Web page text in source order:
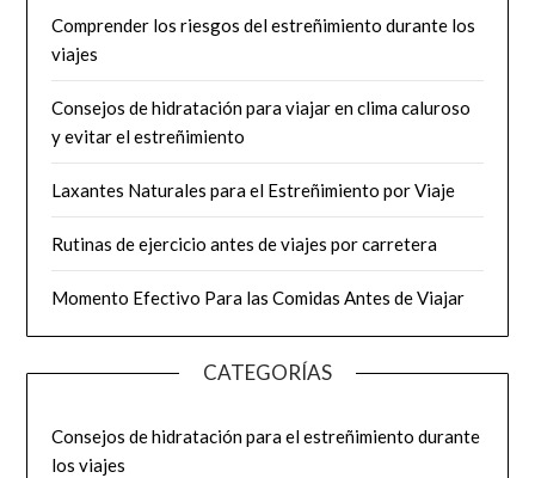
Comprender los riesgos del estreñimiento durante los
viajes
Consejos de hidratación para viajar en clima caluroso
y evitar el estreñimiento
Laxantes Naturales para el Estreñimiento por Viaje
Rutinas de ejercicio antes de viajes por carretera
Momento Efectivo Para las Comidas Antes de Viajar
CATEGORÍAS
Consejos de hidratación para el estreñimiento durante
los viajes